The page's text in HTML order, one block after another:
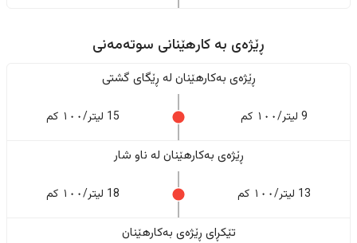
ڕێژەى به کارهێنانی سوتەمەنی
ڕێژەى بەکارهێنان له ڕێگای گشتی
9 لیتر/١٠٠ کم 15 لیتر/١٠٠ کم
ڕێژەى بەکارهێنان له ناو شار
13 لیتر/١٠٠ کم 18 لیتر/١٠٠ کم
تێکڕای ڕێژەى بەکارهێنان